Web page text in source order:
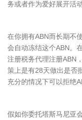
务或者作为爱好展开活
在你拥有ABN而长期不
会自动冻结这个ABN。
注册税务代理注册ABN
策上是有28天做出是否
充分的情况下可以拒绝
假如你委托塔斯马尼亚